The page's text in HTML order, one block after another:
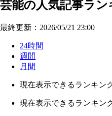
芸能の人気記事ラン
最終更新：2026/05/21 23:00
24時間
週間
月間
現在表示できるランキン
現在表示できるランキン